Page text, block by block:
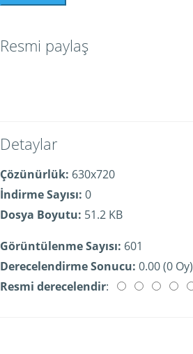
Resmi paylaş
Detaylar
Çözünürlük: 630x720
İndirme Sayısı: 0
Dosya Boyutu: 51.2 KB
Görüntülenme Sayısı: 601
Derecelendirme Sonucu: 0.00 (0 Oy)
Resmi derecelendir: